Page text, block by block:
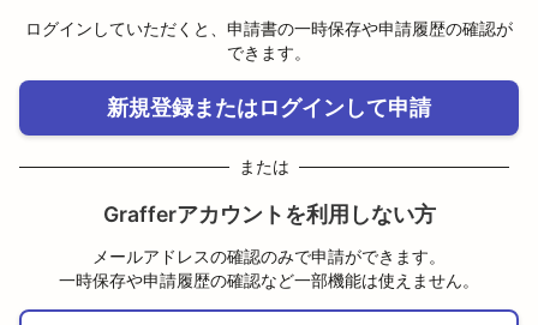
ログインしていただくと、申請書の一時保存や申請履歴の確認が
できます。
新規登録またはログインして申請
または
Grafferアカウントを利用しない方
メールアドレスの確認のみで申請ができます。
一時保存や申請履歴の確認など一部機能は使えません。